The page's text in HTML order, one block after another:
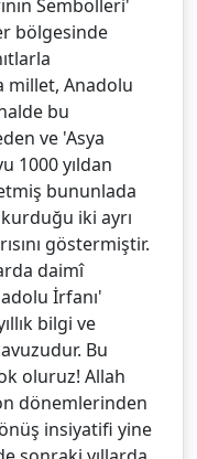
Sembolleri'
bölgesinde
millet, Anadolu
bu
ve 'Asya
1000 yıldan
bununlada
iki ayrı
göstermiştir.
daimî
İrfanı'
bilgi ve
Bu
oluruz! Allah
dönemlerinden
insiyatifi yine